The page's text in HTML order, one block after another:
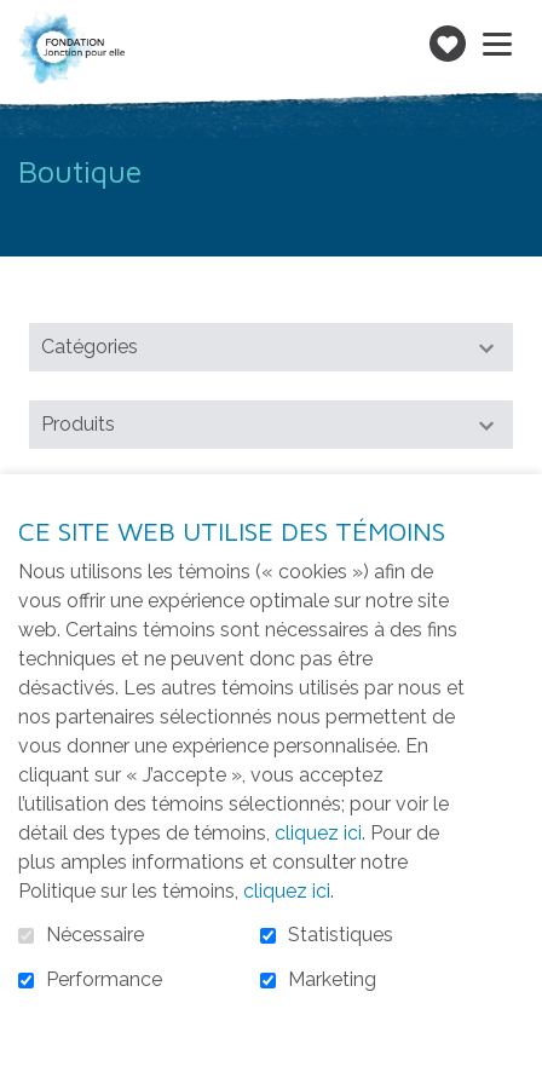
un
Toggle
Boutique
Aucun produit trouvé
ACCUEIL LA FONDATION OBJECTIFS
ACTIVITÉS
TÉMOIGNAGES
INFOLETTRE
CONTACTEZ-NOUS
S'ABONNER À L'INFOLETTRE
CE SITE WEB UTILISE DES TÉMOINS
Nous utilisons les témoins (« cookies ») afin de
vous offrir une expérience optimale sur notre site
web. Certains témoins sont nécessaires à des fins
techniques et ne peuvent donc pas être
désactivés. Les autres témoins utilisés par nous et
nos partenaires sélectionnés nous permettent de
vous donner une expérience personnalisée. En
cliquant sur « J’accepte », vous acceptez
l’utilisation des témoins sélectionnés; pour voir le
détail des types de témoins, cliquez ici. Pour de
plus amples informations et consulter notre
Politique sur les témoins, cliquez ici.
Nécessaire
Statistiques
Performance
Marketing